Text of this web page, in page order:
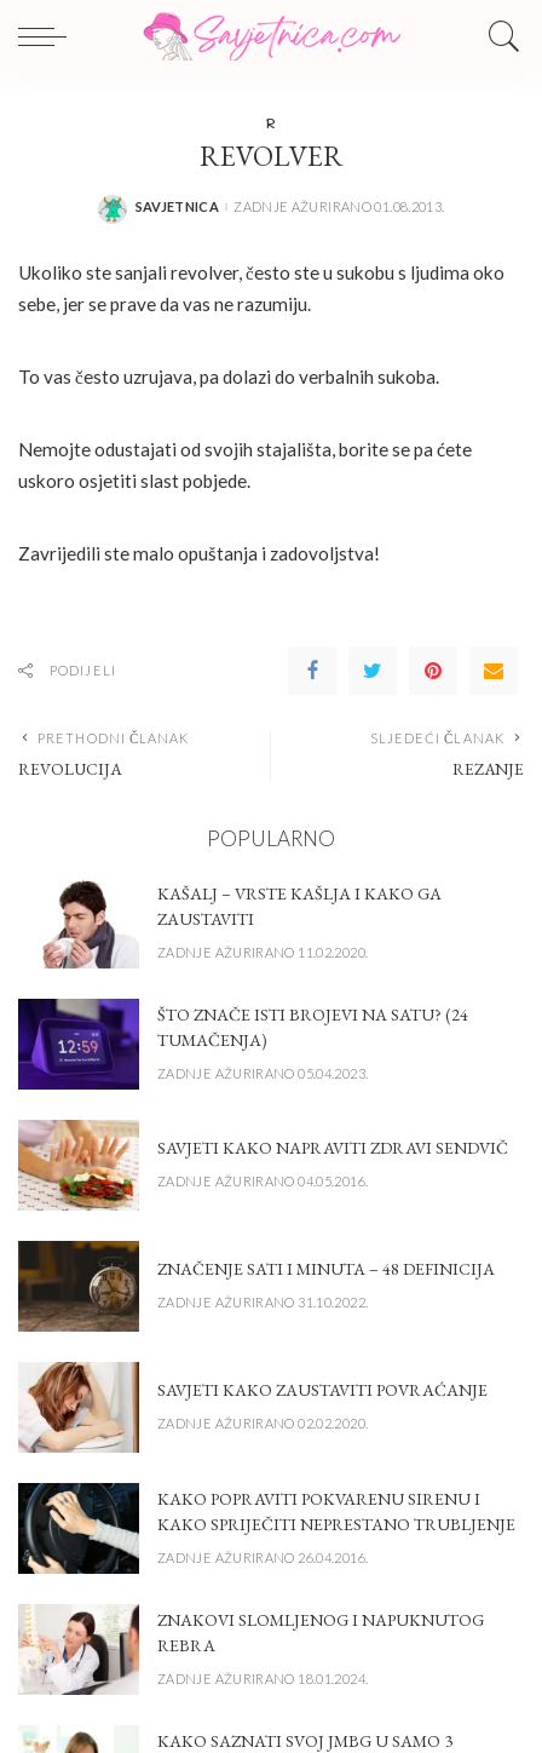
R
REVOLVER
POSTED
SAVJETNICA ZADNJE AŽURIRANO 01.08.2013.
Ukoliko ste sanjali revolver, često ste u sukobu s ljudima oko
sebe, jer se prave da vas ne razumiju.
To vas često uzrujava, pa dolazi do verbalnih sukoba.
Nemojte odustajati od svojih stajališta, borite se pa ćete
uskoro osjetiti slast pobjede.
Zavrijedili ste malo opuštanja i zadovoljstva!
PODIJELI
PRETHODNI ČLANAK
REVOLUCIJA
SLJEDEĆI ČLANAK
REZANJE
POPULARNO
KAŠALJ – VRSTE KAŠLJA I KAKO GA
ZAUSTAVITI
ZADNJE AŽURIRANO 11.02.2020.
ŠTO ZNAČE ISTI BROJEVI NA SATU? (24
TUMAČENJA)
ZADNJE AŽURIRANO 05.04.2023.
SAVJETI KAKO NAPRAVITI ZDRAVI SENDVIČ
ZADNJE AŽURIRANO 04.05.2016.
ZNAČENJE SATI I MINUTA – 48 DEFINICIJA
ZADNJE AŽURIRANO 31.10.2022.
SAVJETI KAKO ZAUSTAVITI POVRAĆANJE
ZADNJE AŽURIRANO 02.02.2020.
KAKO POPRAVITI POKVARENU SIRENU I
KAKO SPRIJEČITI NEPRESTANO TRUBLJENJE
ZADNJE AŽURIRANO 26.04.2016.
ZNAKOVI SLOMLJENOG I NAPUKNUTOG
REBRA
ZADNJE AŽURIRANO 18.01.2024.
KAKO SAZNATI SVOJ JMBG U SAMO 3